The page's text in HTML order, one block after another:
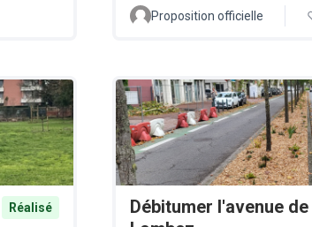
Proposition officielle
Réalisé
Débitumer l'avenue de